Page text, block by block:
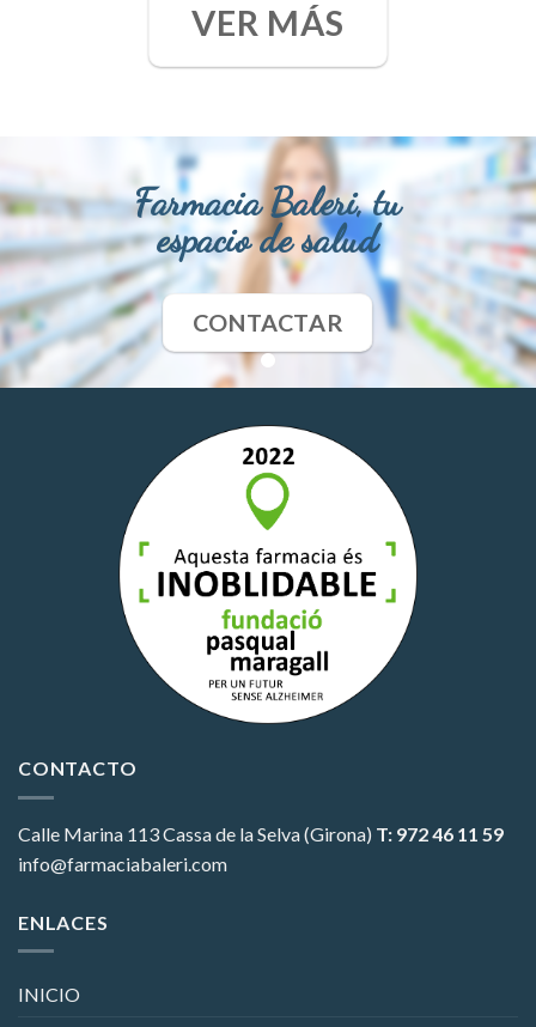
VER MÁS
Farmacia Baleri, tu
espacio de salud
CONTACTAR
CONTACTO
Calle Marina 113Cassa de la Selva (Girona) T: 972 46 11 59
info@farmaciabaleri.com
ENLACES
INICIO